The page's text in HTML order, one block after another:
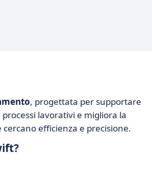
, progettata per supportare
lavorativi e migliora la
efficienza e precisione.